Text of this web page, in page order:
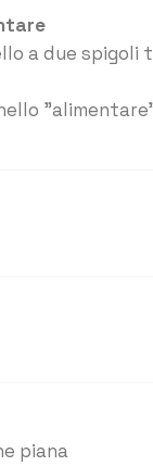
a due spigoli
piana